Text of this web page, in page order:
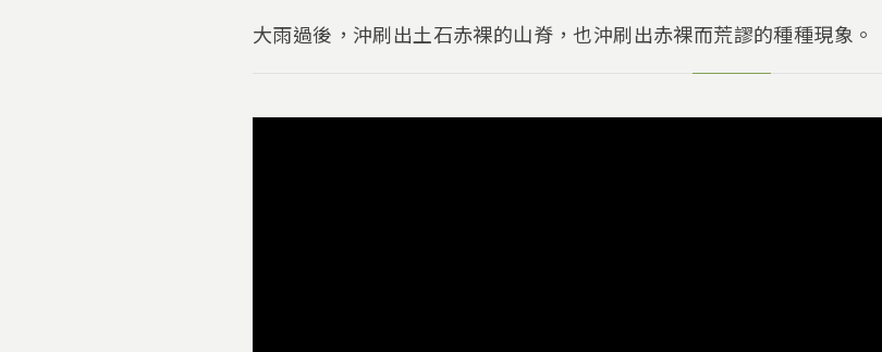
大雨過後，沖刷出土石赤裸的山脊，也沖刷出赤裸而荒謬的種種現象。